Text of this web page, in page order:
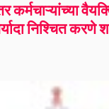
कर्मचाऱ्यांच्या
निश्चित